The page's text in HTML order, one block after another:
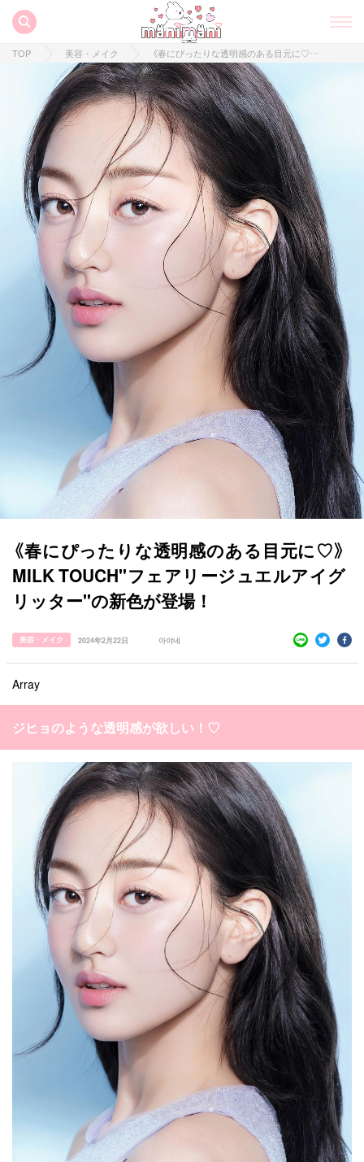
すべての記事
manimani について
カテゴリー一覧
タグ一覧
運営会社
プライバシーポリシー
お問い合わせ
韓国旅行 韓国ファッション
kpop 韓国メイク
韓国ドラマ カフェ かわいい
TOP 美容・メイク 《春にぴったりな透明感のある目元に♡》MILK TOUCH"フェアリージュエルアイグリッター"の新色が登場！
《春にぴったりな透明感のある目元に♡》
MILK TOUCH"フェアリージュエルアイグ
リッター"の新色が登場！
美容・メイク 2024年2月22日 아야네
Array
ジヒョのような透明感が欲しい！♡